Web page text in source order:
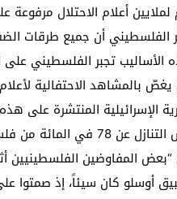
أعلام الاحتلال مرفوعة
الفلسطيني أن جميع طرقات
الأساليب تجبر الفلسطيني
بالمشاهد الاحتفالية لأعلام
الإسرائيلية المنتشرة على
ولا يمكن الحديث عن النكبة بمعزل عن “أوسلو” التي قامت
المفاوضين الفلسطينيين
أوسلو كان سيئاً، إذ صمتوا